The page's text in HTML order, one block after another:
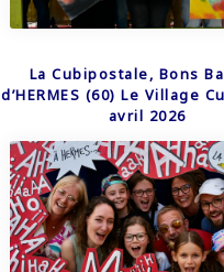
La Cubipostale, Bons
d’HERMES (60) Le Village
avril 2026